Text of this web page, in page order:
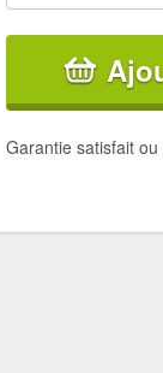
Garantie satisfait